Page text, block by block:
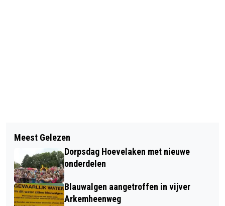
7 JULI AANGEPASTE
OPENINGSTIJDEN GEMEENTEHUIS
113 VAN DE 114 LEERLINGEN SLAGEN
VOOR EXAMEN AERES VMBO
Meest Gelezen
Dorpsdag Hoevelaken met nieuwe
onderdelen
Blauwalgen aangetroffen in vijver
Arkemheenweg